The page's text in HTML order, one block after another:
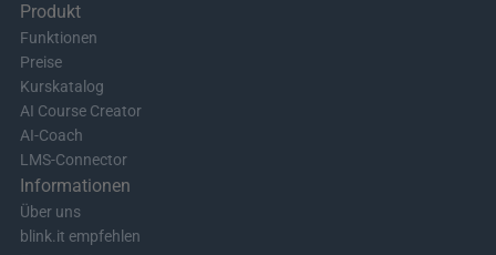
Produkt
Funktionen
Preise
Kurskatalog
AI Course Creator
AI-Coach
LMS-Connector
Informationen
Über uns
blink.it empfehlen